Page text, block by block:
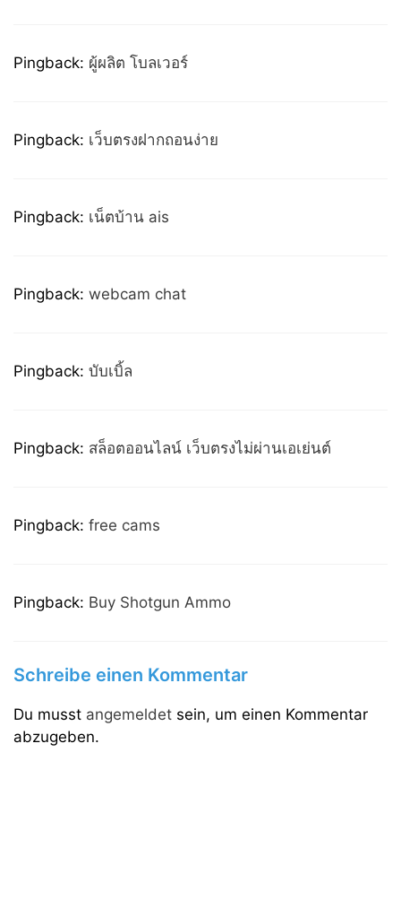
Pingback: ผู้ผลิต โบลเวอร์
Pingback: เว็บตรงฝากถอนง่าย
Pingback: เน็ตบ้าน ais
Pingback: webcam chat
Pingback: บับเบิ้ล
Pingback: สล็อตออนไลน์ เว็บตรงไม่ผ่านเอเย่นต์
Pingback: free cams
Pingback: Buy Shotgun Ammo
Schreibe einen Kommentar
Du musst angemeldet sein, um einen Kommentar
abzugeben.